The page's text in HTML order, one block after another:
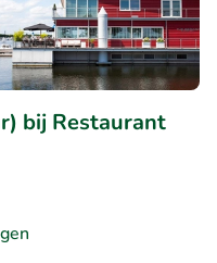
bij Restaurant